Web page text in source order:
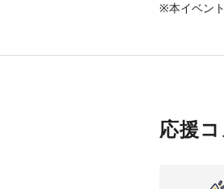
※本イベン
応援